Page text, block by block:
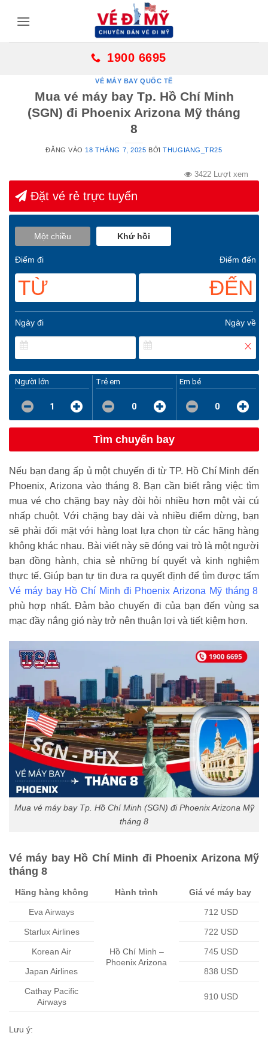
1900 6695
VÉ MÁY BAY QUỐC TẾ
Mua vé máy bay Tp. Hồ Chí Minh
(SGN) đi Phoenix Arizona Mỹ tháng
8
ĐĂNG VÀO 18 THÁNG 7, 2025 BỞITHUGIANG_TR25
3422 Lượt xem
Đặt vé rẻ trực tuyến
Một chiều Khứ hồi
Điểm đi Điểm đến
TỪ ĐẾN
Ngày đi Ngày về
Người lớn
1
Trẻ em
0
Em bé
0
Tìm chuyến bay
Nếu bạn đang ấp ủ một chuyến đi từ TP. Hồ Chí Minh đến
Phoenix, Arizona vào tháng 8. Bạn cần biết rằng việc tìm
mua vé cho chặng bay này đòi hỏi nhiều hơn một vài cú
nhấp chuột. Với chặng bay dài và nhiều điểm dừng, bạn
sẽ phải đối mặt với hàng loạt lựa chọn từ các hãng hàng
không khác nhau. Bài viết này sẽ đóng vai trò là một người
bạn đồng hành, chia sẻ những bí quyết và kinh nghiệm
thực tế. Giúp bạn tự tin đưa ra quyết định để tìm được tấm
Vé máy bay Hồ Chí Minh đi Phoenix Arizona Mỹ tháng 8
phù hợp nhất. Đảm bảo chuyến đi của bạn đến vùng sa
mạc đầy nắng gió này trở nên thuận lợi và tiết kiệm hơn.
Mua vé máy bay Tp. Hồ Chí Minh (SGN) đi Phoenix Arizona Mỹ
tháng 8
Vé máy bay Hồ Chí Minh đi Phoenix Arizona Mỹ
tháng 8
Hãng hàng không Hành trình Giá vé máy bay
Eva Airways
Hồ Chí Minh –
Phoenix Arizona
712 USD
Starlux Airlines 722 USD
Korean Air 745 USD
Japan Airlines 838 USD
Cathay Pacific
Airways
910 USD
Lưu ý: